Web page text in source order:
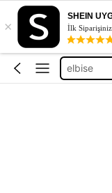
×
SHEIN
İlk
squishy
abiye
elbise
squihy